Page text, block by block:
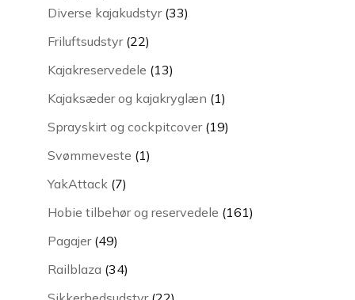
varer
Diverse kajakudstyr 3333
Friluftsudstyr 2222
varer
Kajakreservedele 1313
varer
Kajaksæder og kajakryglæn 11
vare
Sprayskirt og cockpitcover 1919
Svømmeveste 11
YakAttack 77
Hobie tilbehør og reservedele 161161
Pagajer 4949
varer
Railblaza 3434
varer